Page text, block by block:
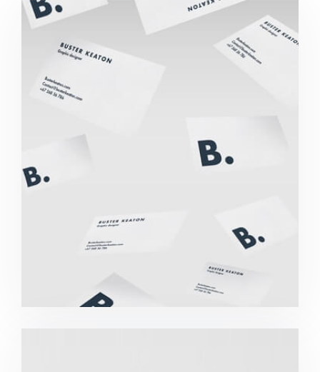
Buster Keaton Project